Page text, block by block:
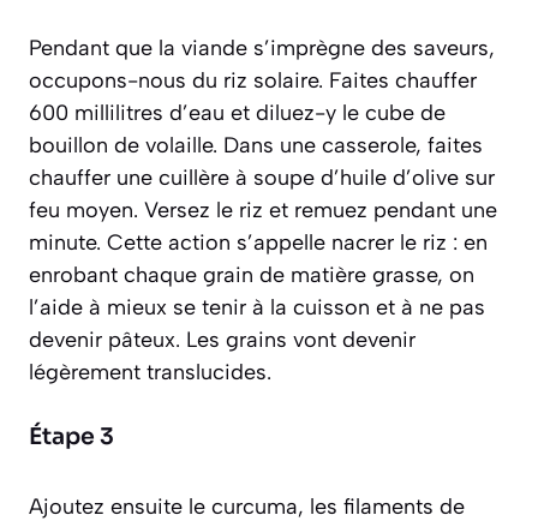
Pendant que la viande s’imprègne des saveurs,
occupons-nous du riz solaire. Faites chauffer
600 millilitres d’eau et diluez-y le cube de
bouillon de volaille. Dans une casserole, faites
chauffer une cuillère à soupe d’huile d’olive sur
feu moyen. Versez le riz et remuez pendant une
minute. Cette action s’appelle nacrer le riz : en
enrobant chaque grain de matière grasse, on
l’aide à mieux se tenir à la cuisson et à ne pas
devenir pâteux. Les grains vont devenir
légèrement translucides.
Étape 3
Ajoutez ensuite le curcuma, les filaments de